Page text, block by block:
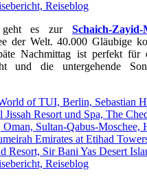
geht es zurSchaich-Zayid-
der Welt. 40.000 Gläubige
Nachmittag ist perfekt für
und die untergehende